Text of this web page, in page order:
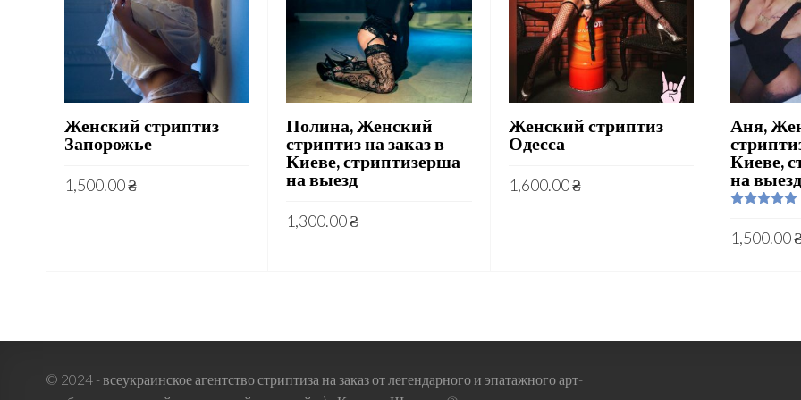
Женский стриптиз
Запорожье
1,500.00₴
Полина, Женский
стриптиз на заказ в
Киеве, стриптизерша
на выезд
1,300.00₴
Женский стриптиз
Одесса
1,600.00₴
Аня,
Киеве,
на выезд
1,500.00
© 2024 - всеукраинское агентство стриптиза на заказ от легендарного и эпатажного арт-